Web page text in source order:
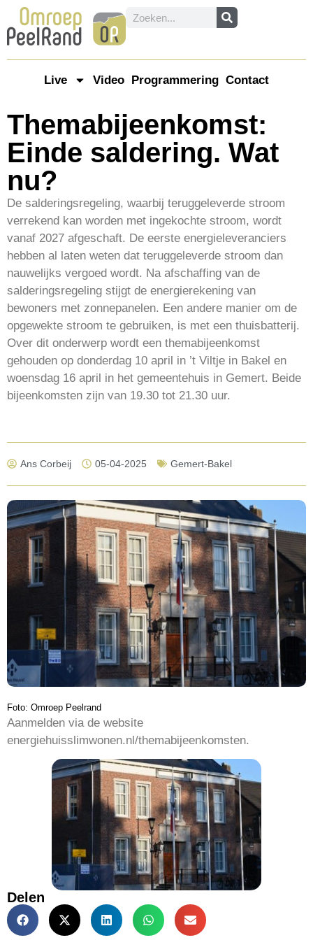
Live Video Programmering Contact
Themabijeenkomst:
Einde saldering. Wat
nu?
De salderingsregeling, waarbij teruggeleverde stroom
verrekend kan worden met ingekochte stroom, wordt
vanaf 2027 afgeschaft. De eerste energieleveranciers
hebben al laten weten dat teruggeleverde stroom dan
nauwelijks vergoed wordt. Na afschaffing van de
salderingsregeling stijgt de energierekening van
bewoners met zonnepanelen. Een andere manier om de
opgewekte stroom te gebruiken, is met een thuisbatterij.
Over dit onderwerp wordt een themabijeenkomst
gehouden op donderdag 10 april in ’t Viltje in Bakel en
woensdag 16 april in het gemeentehuis in Gemert. Beide
bijeenkomsten zijn van 19.30 tot 21.30 uur.
Ans Corbeij 05-04-2025 Gemert-Bakel
Foto: Omroep Peelrand
Aanmelden via de website
energiehuisslimwonen.nl/themabijeenkomsten.
Delen